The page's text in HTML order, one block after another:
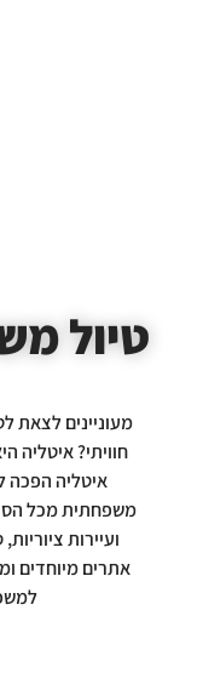
טיול
מעוניינים לצאת
חוויתי? איטליה
איטליה הפכה
משפחתית מכל
ועיירות
אתרים מיוחדים